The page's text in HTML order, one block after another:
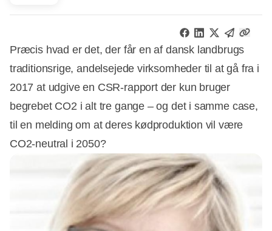
Præcis hvad er det, der får en af dansk landbrugs
traditionsrige, andelsejede virksomheder til at gå fra i
2017 at udgive en CSR-rapport der kun bruger
begrebet CO2 i alt tre gange – og det i samme case,
til en melding om at deres kødproduktion vil være
CO2-neutral i 2050?